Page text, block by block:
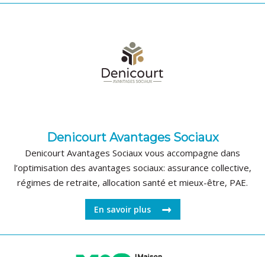
Denicourt Avantages Sociaux
Denicourt Avantages Sociaux vous accompagne dans
l’optimisation des avantages sociaux: assurance collective,
régimes de retraite, allocation santé et mieux-être, PAE.
En savoir plus